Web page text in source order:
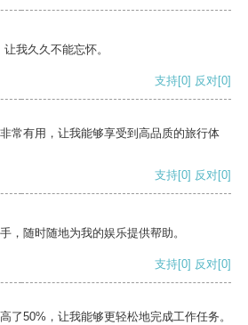
我久久不能忘怀。
支持[0] 反对[0]
常有用，让我能够享受到高品质的旅行体
支持[0] 反对[0]
，随时随地为我的娱乐提供帮助。
支持[0] 反对[0]
了50%，让我能够更轻松地完成工作任务。